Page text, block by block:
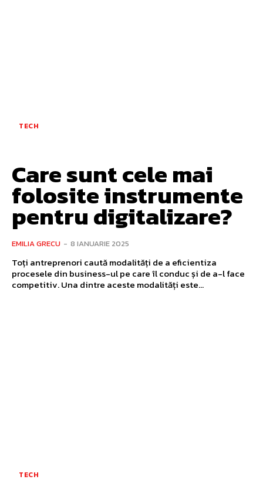
TECH
Care sunt cele mai
folosite instrumente
pentru digitalizare?
EMILIA GRECU - 8 IANUARIE 2025
Toți antreprenori caută modalități de a eficientiza
procesele din business-ul pe care îl conduc și de a-l face
competitiv. Una dintre aceste modalități este...
TECH